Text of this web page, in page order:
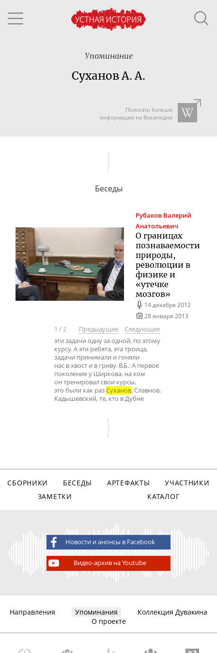
Упоминание
Суханов А. А.
Поискать больше
информации на Википедии
Беседы
Рубаков Валерий
Анатольевич
О границах
познаваемости
природы,
революции в
физике и
«утечке
мозгов»
14 декабря 2012
28 января 2013
1 /2 Предыдущее
Следующее
эти задачи одну за одной, по этому
курсу. А эти ребята, эта троица,
задачи принимали и гоняли
нас в хвост и в гриву. В.Б.: А первое
поколение у Ширкова, на ком
он тренировал свои курсы,
это были как разСуханов, Славнов,
Кадышевский, те, кто в Дубне
СБОРНИКИ БЕСЕДЫ АРТЕФАКТЫ
УЧАСТНИКИ
ЗАМЕТКИ
КАТАЛОГ
Новости и анонсы в Facebook
Видео-архив на Youtube
Направления Упоминания
Коллекция Дувакина
О проекте